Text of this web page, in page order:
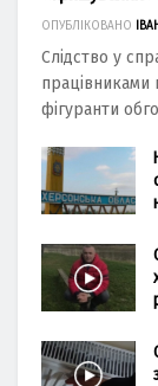
ОПУБЛІКОВАНО
Слідство у
працівниками
фігуранти